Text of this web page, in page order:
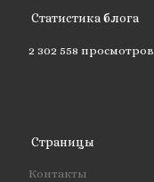
Статистика блога
2 302 558 просмотров
Страницы
Контакты